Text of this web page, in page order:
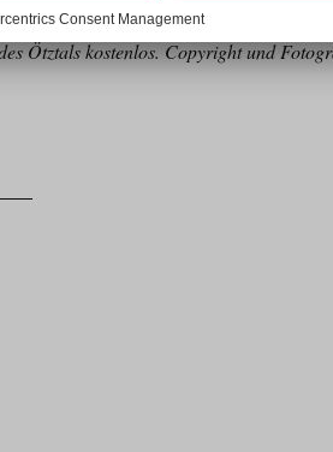
SieHIER.
Ötztals kostenlos. Copyright und